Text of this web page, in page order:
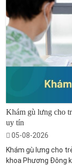
Khám gù lưng cho
uy tín
05-08-2026
Khám gù lưng cho
khoa Phương Đông